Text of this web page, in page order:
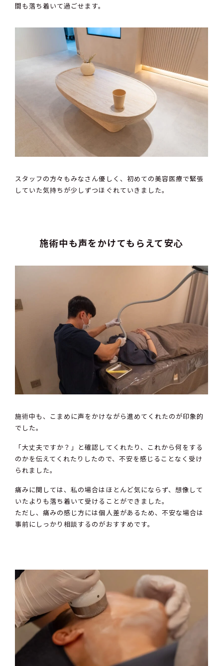
間も落ち着いて過ごせます。
スタッフの方々もみなさん優しく、初めての美容医療で緊張
していた気持ちが少しずつほぐれていきました。
施術中も声をかけてもらえて安心
施術中も、こまめに声をかけながら進めてくれたのが印象的
でした。
「大丈夫ですか？」と確認してくれたり、これから何をする
のかを伝えてくれたりしたので、不安を感じることなく受け
られました。
痛みに関しては、私の場合はほとんど気にならず、想像して
いたよりも落ち着いて受けることができました。
ただし、痛みの感じ方には個人差があるため、不安な場合は
事前にしっかり相談するのがおすすめです。